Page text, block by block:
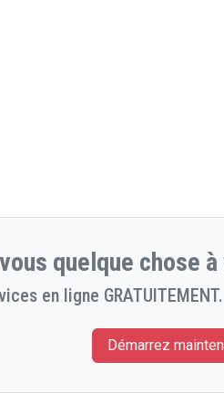
quelque chose
en ligne
Démarrez